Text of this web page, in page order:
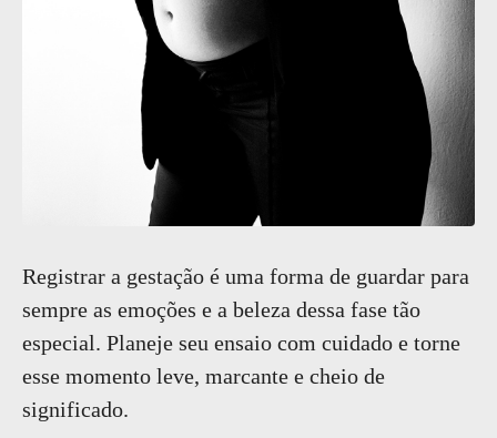
Registrar a gestação é uma forma de guardar para
sempre as emoções e a beleza dessa fase tão
especial. Planeje seu ensaio com cuidado e torne
esse momento leve, marcante e cheio de
significado.